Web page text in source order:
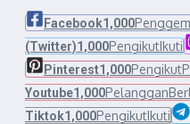
Facebook1,000
(Twitter)1,000PengikutIkuti
Pinterest1,000Pengikut
Youtube1,000Pelanggan
Tiktok1,000PengikutIkuti